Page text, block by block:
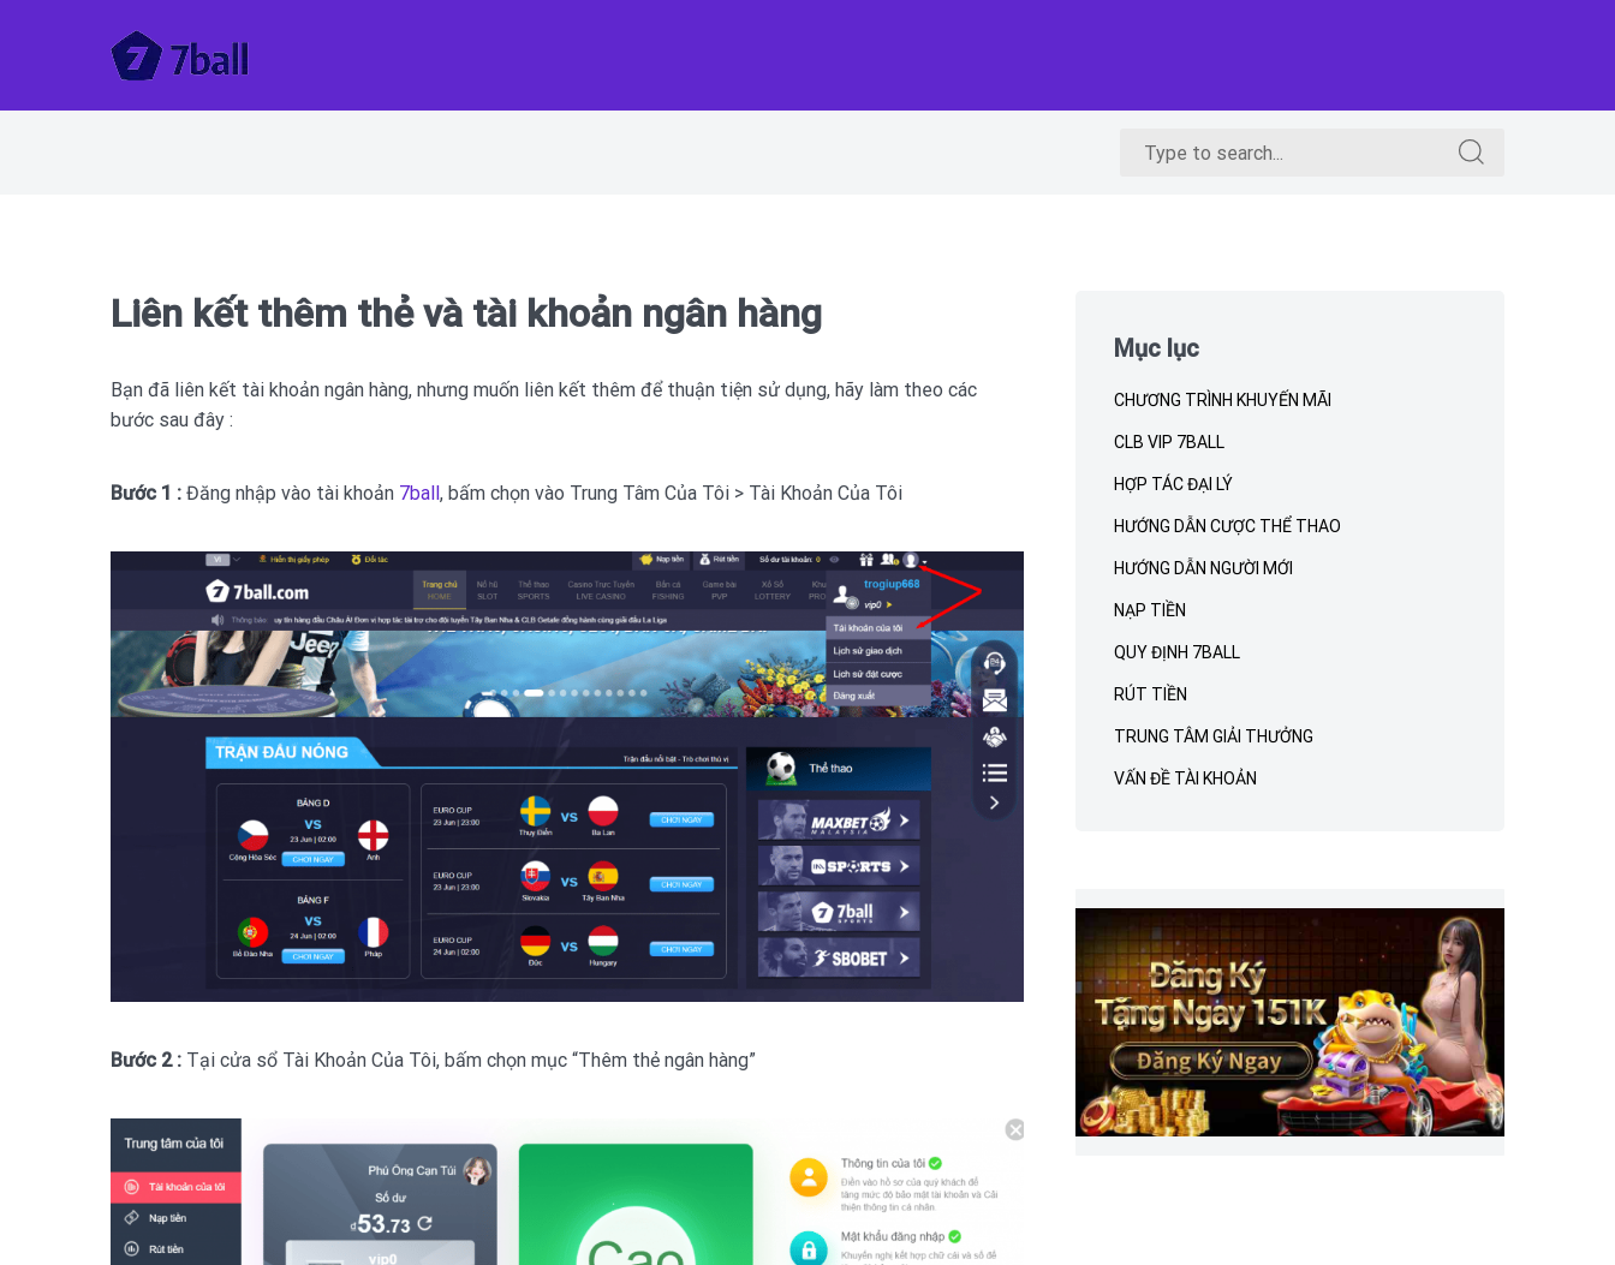
7BALL
Search
Search
for:
Liên kết thêm thẻ và tài khoản ngân hàng
Bạn đã liên kết tài khoản ngân hàng, nhưng muốn liên kết thêm để thuận tiện sử dụng, hãy làm theo các
bước sau đây :
Bước 1 : Đăng nhập vào tài khoản 7ball, bấm chọn vào Trung Tâm Của Tôi > Tài Khoản Của Tôi
Bước 2 : Tại cửa sổ Tài Khoản Của Tôi, bấm chọn mục “Thêm thẻ ngân hàng”
footer
Mục lục
CHƯƠNG TRÌNH KHUYẾN MÃI
CLB VIP 7BALL
HỢP TÁC ĐẠI LÝ
HƯỚNG DẪN CƯỢC THỂ THAO
HƯỚNG DẪN NGƯỜI MỚI
NẠP TIỀN
QUY ĐỊNH 7BALL
RÚT TIỀN
TRUNG TÂM GIẢI THƯỞNG
VẤN ĐỀ TÀI KHOẢN